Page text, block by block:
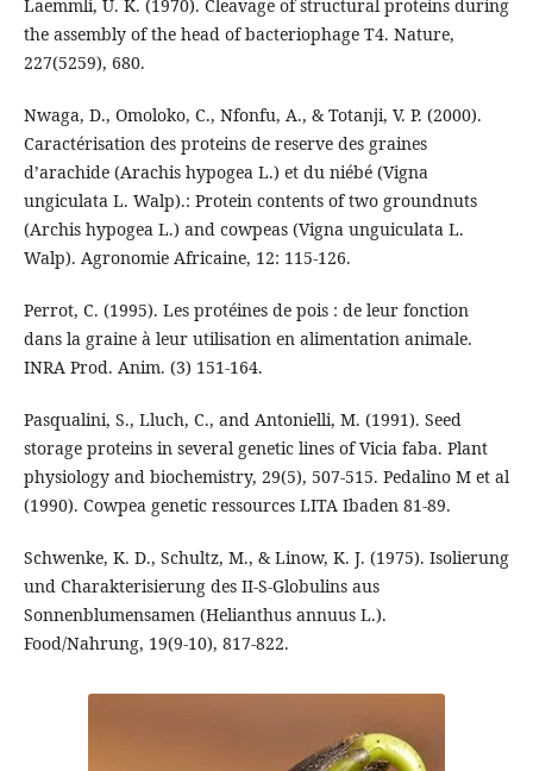
Laemmli, U. K. (1970). Cleavage of structural proteins during
the assembly of the head of bacteriophage T4. Nature,
227(5259), 680.
Nwaga, D., Omoloko, C., Nfonfu, A., & Totanji, V. P. (2000).
Caractérisation des proteins de reserve des graines
d’arachide (Arachis hypogea L.) et du niébé (Vigna
ungiculata L. Walp).: Protein contents of two groundnuts
(Archis hypogea L.) and cowpeas (Vigna unguiculata L.
Walp). Agronomie Africaine, 12: 115-126.
Perrot, C. (1995). Les protéines de pois : de leur fonction
dans la graine à leur utilisation en alimentation animale.
INRA Prod. Anim. (3) 151-164.
Pasqualini, S., Lluch, C., and Antonielli, M. (1991). Seed
storage proteins in several genetic lines of Vicia faba. Plant
physiology and biochemistry, 29(5), 507-515. Pedalino M et al
(1990). Cowpea genetic ressources LITA Ibaden 81-89.
Schwenke, K. D., Schultz, M., & Linow, K. J. (1975). Isolierung
und Charakterisierung des II‐S‐Globulins aus
Sonnenblumensamen (Helianthus annuus L.).
Food/Nahrung, 19(9‐10), 817-822.